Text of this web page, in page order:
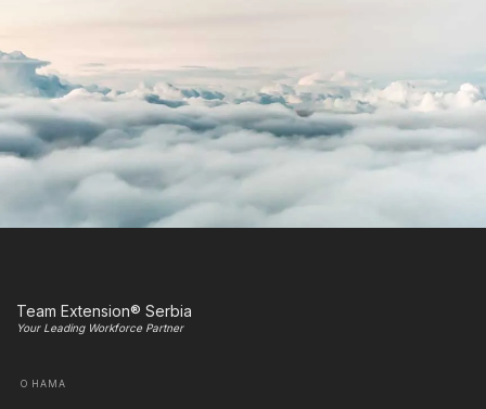
Team Extension® Serbia
Your Leading Workforce Partner
О НАМА